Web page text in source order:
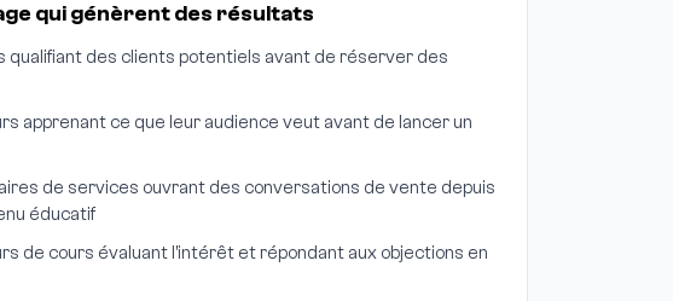
qui génèrent des résultats
qualifiant des clients potentiels avant de réserver des
apprenant ce que leur audience veut avant de lancer un
de services ouvrant des conversations de vente depuis
éducatif
de cours évaluant l'intérêt et répondant aux objections en